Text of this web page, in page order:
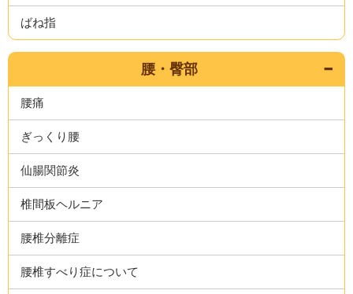
ばね指
腰・臀部
腰痛
ぎっくり腰
仙腸関節炎
椎間板ヘルニア
腰椎分離症
腰椎すべり症について